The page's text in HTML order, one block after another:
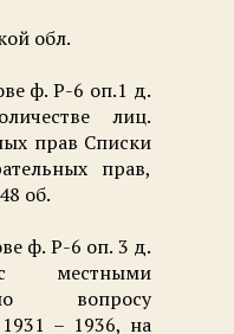
обл.
ф. Р-6 оп.1 д.
лиц.
прав Списки
прав,
об.
ф. Р-6 оп. 3 д.
местными
вопросу
– 1936, на